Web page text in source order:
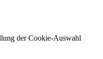
der Cookie-Auswahl